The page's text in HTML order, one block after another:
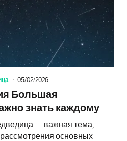
05/02/2026
Большая
знать каждому
— важная тема,
основных